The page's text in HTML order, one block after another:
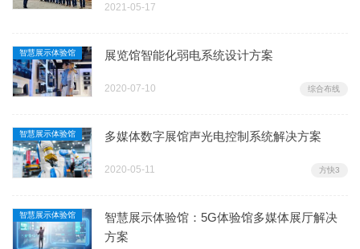
2021-05-17
智慧展示体验馆 展览馆智能化弱电系统设计方案
2020-07-10 综合布线
智慧展示体验馆 多媒体数字展馆声光电控制系统解决方案
2020-05-11 方快3
智慧展示体验馆
智慧展示体验馆：5G体验馆多媒体展厅解决
方案